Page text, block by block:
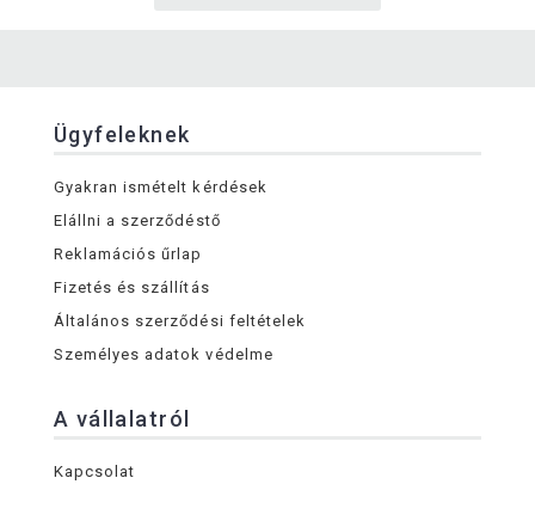
Ügyfeleknek
Gyakran ismételt kérdések
Elállni a szerződéstő
Reklamációs űrlap
Fizetés és szállítás
Általános szerződési feltételek
Személyes adatok védelme
A vállalatról
Kapcsolat